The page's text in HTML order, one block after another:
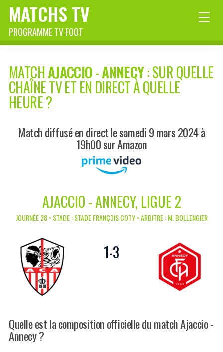
MATCHS TV
PROGRAMME TV FOOT
MATCHAJACCIO-ANNECY: SUR QUELLE
CHAÎNE TV ET EN DIRECT À QUELLE
HEURE ?
Match diffusé en direct le samedi 9 mars 2024 à
19h00 sur Amazon
AJACCIO - ANNECY, LIGUE 2
JOURNÉE 28 • STADE : STADE FRANÇOIS COTY • ARBITRE : M. BOLLENGIER
1-3
Quelle est la composition officielle du match Ajaccio -
Annecy ?